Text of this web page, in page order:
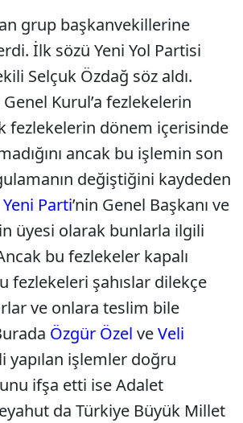
grup başkanvekillerine
İlk sözü Yeni Yol Partisi
Selçuk Özdağ söz aldı.
Kurul’a fezlekelerin
fezlekelerin dönem içerisinde
ancak bu işlemin son
değiştiğini kaydeden
Yeni Parti’nin Genel Başkanı ve
üyesi olarak bunlarla ilgili
bu fezlekeler kapalı
fezlekeleri şahıslar dilekçe
ve onlara teslim bile
Özgür Özel veVeli
yapılan işlemler doğru
ifşa etti ise Adalet
da Türkiye Büyük Millet